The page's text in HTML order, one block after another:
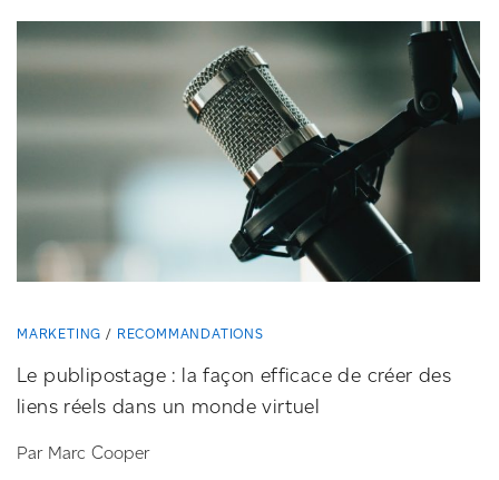
MARKETING RECOMMANDATIONS
Le publipostage : la façon efficace de créer des
liens réels dans un monde virtuel
Par Marc Cooper